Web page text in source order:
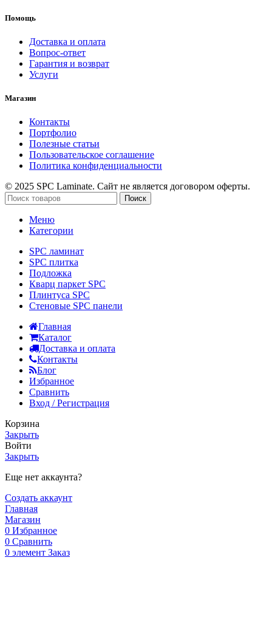
Помощь
Доставка и оплата
Вопрос-ответ
Гарантия и возврат
Услуги
Магазин
Контакты
Портфолио
Полезные статьи
Пользовательское соглашение
Политика конфиденциальности
© 2025 SPC Laminate. Сайт не является договором оферты.
Поиск
Меню
Категории
SPC ламинат
SPC плитка
Подложка
Кварц паркет SPC
Плинтуса SPC
Стеновые SPC панели
Главная
Каталог
Доставка и оплата
Контакты
Блог
Избранное
Сравнить
Вход / Регистрация
Корзина
Закрыть
Войти
Закрыть
Еще нет аккаунта?
Создать аккаунт
Главная
Магазин
0 Избранное
0 Сравнить
0 элемент Заказ